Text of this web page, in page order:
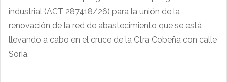
industrial (ACT 287418/26) para la unión de la
renovación de la red de abastecimiento que se está
llevando a cabo en el cruce de la Ctra Cobeña con calle
Soria.